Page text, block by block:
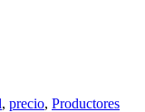
, precio, Productores